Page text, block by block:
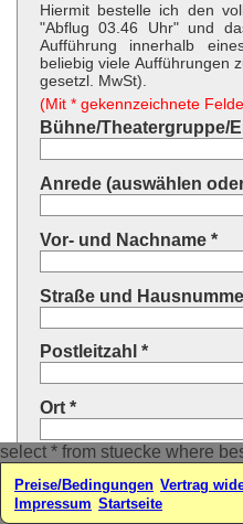
select * from stuecke where
Hiermit bestelle ich den
"Abflug 03.46 Uhr" und
Aufführung innerhalb
beliebig viele Aufführungen
gesetzl. MwSt).
(Mit * gekennzeichnete
Bühne/Theatergruppe/
Anrede (auswählen
Vor- und Nachname *
Straße und
Postleitzahl *
Ort *
Land * (auswählen oder
Ihre E-Mail-Adresse*
Preise/Bedingungen Vertrag
Impressum Startseite